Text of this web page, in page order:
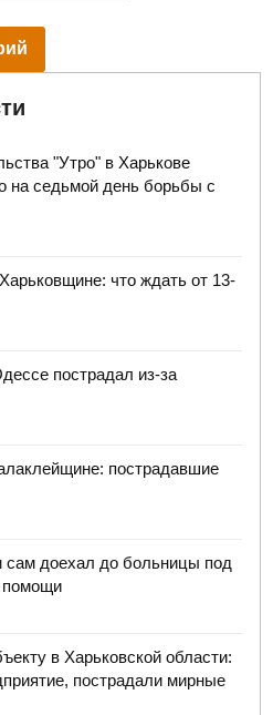
"Утро" в Харькове
на седьмой день борьбы с
что ждать от 13-
пострадал из-за
пострадавшие
сам доехал до больницы под
помощи
в Харьковской области:
пострадали мирные